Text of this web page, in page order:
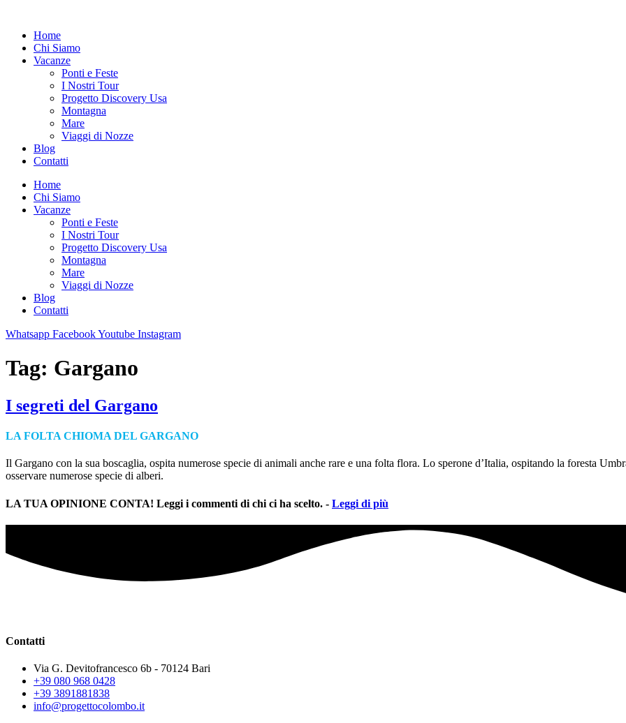
contenutoHome
Chi Siamo
Vacanze
Ponti e Feste
I Nostri Tour
Progetto Discovery Usa
Montagna
Mare
Viaggi di Nozze
Blog
Contatti
Home
Chi Siamo
Vacanze
Ponti e Feste
I Nostri Tour
Progetto Discovery Usa
Montagna
Mare
Viaggi di Nozze
Blog
Contatti
Whatsapp FacebookYoutube Instagram
Tag: Gargano
I segreti del Gargano
LA FOLTA CHIOMA DEL GARGANO
Il Gargano con la sua boscaglia, ospita numerose specie di animali anche rare e una folta flora. Lo sperone d’Italia, ospitando la foresta
osservare numerose specie di alberi.
LA TUA OPINIONE CONTA! Leggi i commenti di chi ci ha scelto. - Leggi di più
Contatti
Via G. Devitofrancesco 6b - 70124 Bari
+39 080 968 0428
+39 3891881838
info@progettocolombo.it